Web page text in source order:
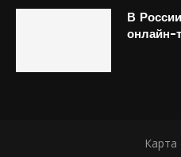
В
онлайн-
Карта